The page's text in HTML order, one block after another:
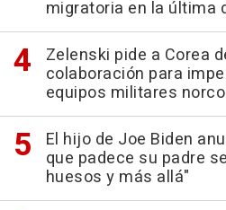
migratoria en la última
Zelenski pide a Corea
colaboración para
equipos militares
El hijo de Joe Biden
que padece su padre
huesos y más allá"